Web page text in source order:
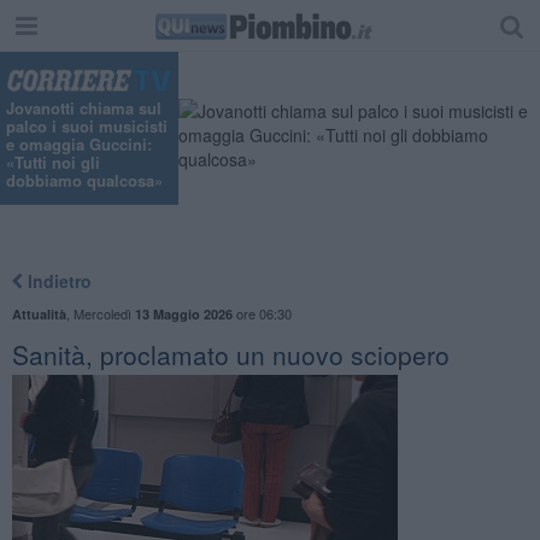
Jovanotti chiama sul
palco i suoi musicisti
e omaggia Guccini:
«Tutti noi gli
dobbiamo qualcosa»
Indietro
Attualità Mercoledì 13 Maggio 2026ore 06:30
Sanità, proclamato un nuovo sciopero